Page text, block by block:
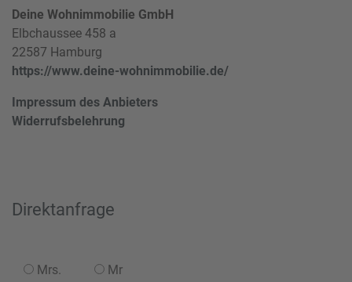
Deine Wohnimmobilie GmbH
Elbchaussee 458 a
22587 Hamburg
https://www.deine-wohnimmobilie.de/
Impressum des Anbieters
Widerrufsbelehrung
Direktanfrage
Mrs. Mr